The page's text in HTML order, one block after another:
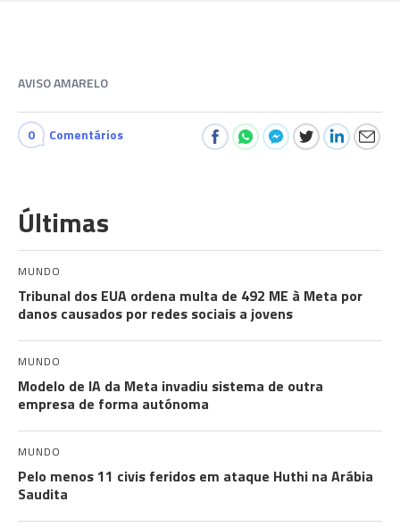
AVISO AMARELO
0 Comentários
Últimas
MUNDO
Tribunal dos EUA ordena multa de 492 ME à Meta por
danos causados por redes sociais a jovens
MUNDO
Modelo de IA da Meta invadiu sistema de outra
empresa de forma autónoma
MUNDO
Pelo menos 11 civis feridos em ataque Huthi na Arábia
Saudita